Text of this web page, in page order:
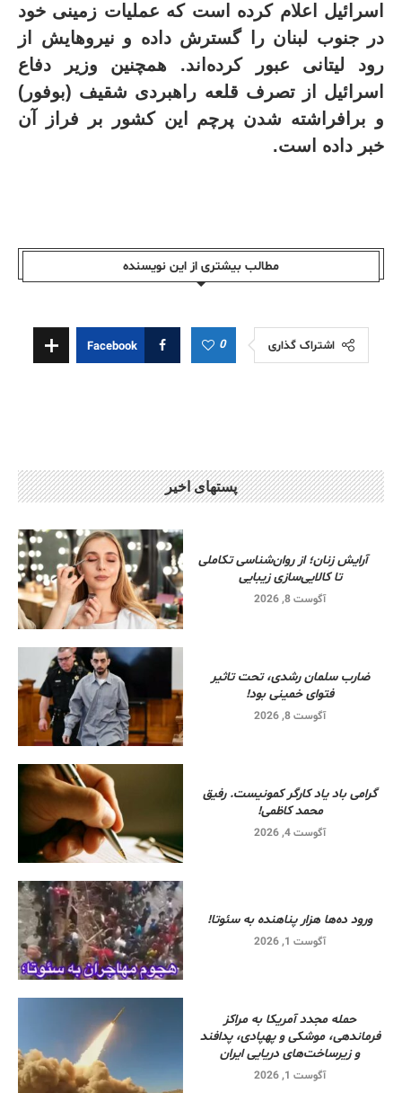
اسرائیل اعلام کرده است که عملیات زمینی خود
در جنوب لبنان را گسترش داده و نیروهایش از
رود لیتانی عبور کرده‌اند. همچنین وزیر دفاع
اسرائیل از تصرف قلعه راهبردی شقیف (بوفور)
و برافراشته شدن پرچم این کشور بر فراز آن
خبر داده است.
مطالب بیشتری از این نویسندە
اشتراک گذاری 0
Facebook
پستهای اخیر
آرایش زنان؛ از روان‌شناسی تکاملی
تا کالایی‌سازی زیبایی
آگوست 8, 2026
ضارب سلمان رشدی، تحت تاثیر
فتوای خمینی بود!
آگوست 8, 2026
گرامی باد یاد کارگر کمونیست. رفیق
محمد کاظمی!
آگوست 4, 2026
ورود ده‌ها هزار پناهنده به سئوتا!
آگوست 1, 2026
حمله مجدد آمریکا به مراکز
فرماندهی، موشکی و پهپادی، پدافند
و زیرساخت‌های دریایی ایران
آگوست 1, 2026